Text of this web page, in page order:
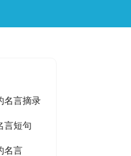
名言摘录
言短句
名言